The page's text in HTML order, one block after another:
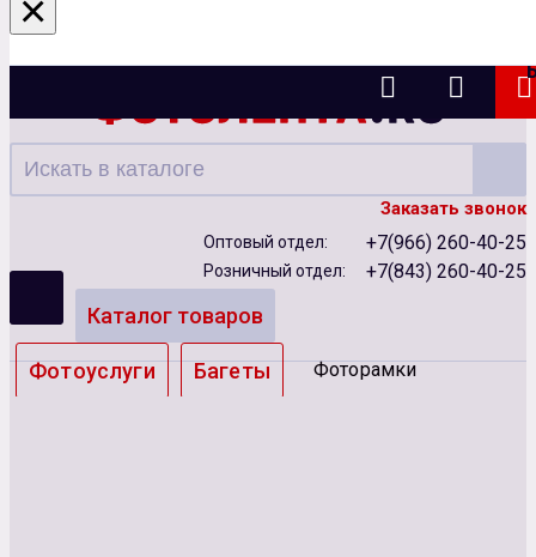
Казань
Заказать звонок
Оптовый отдел: +7(966) 260-40-25
Розничный отдел: +7(843) 260-40-25
Каталог товаров
Фотоуслуги Багеты Фоторамки
×